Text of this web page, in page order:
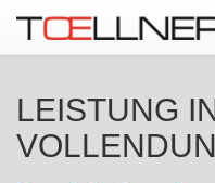
LEISTUNG